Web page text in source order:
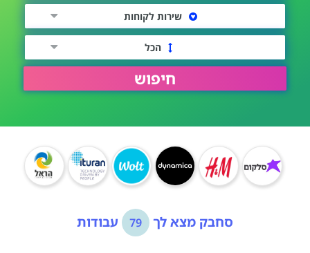
שירות לקוחות
הכל
חיפוש
סחבק מצא לך 79 עבודות